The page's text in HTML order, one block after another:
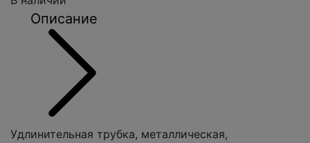
Описание
Удлинительная трубка, металлическая,